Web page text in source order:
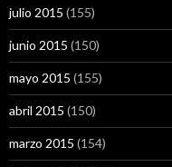
julio 2015 (155)
junio 2015 (150)
mayo 2015 (155)
abril 2015 (150)
marzo 2015 (154)